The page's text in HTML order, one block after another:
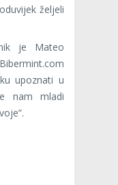
željeli
je Mateo
upoznati u
nam mladi